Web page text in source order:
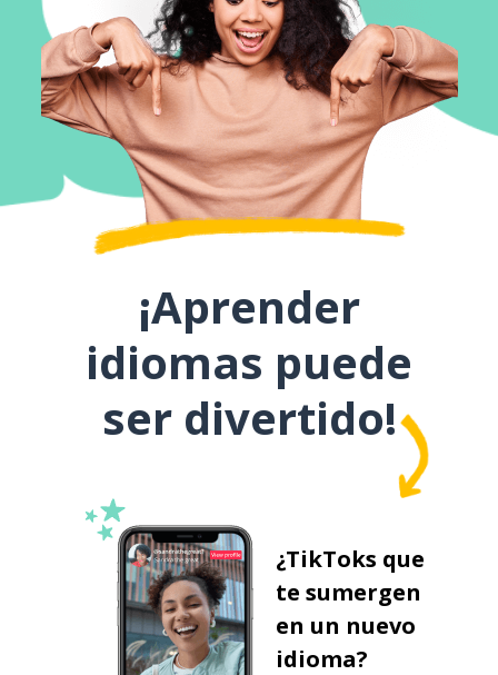
¡Aprender
idiomas puede
ser divertido!
¿TikToks que
te sumergen
en un nuevo
idioma?